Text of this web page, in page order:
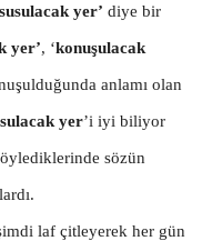
yer’ diye bir
yer’, ‘konuşulacak
anlamı olan
yer’i iyi biliyor
sözün
laf çitleyerek her gün